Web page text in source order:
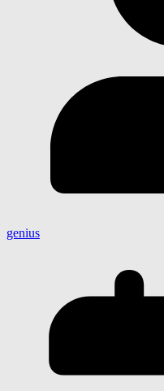
genius